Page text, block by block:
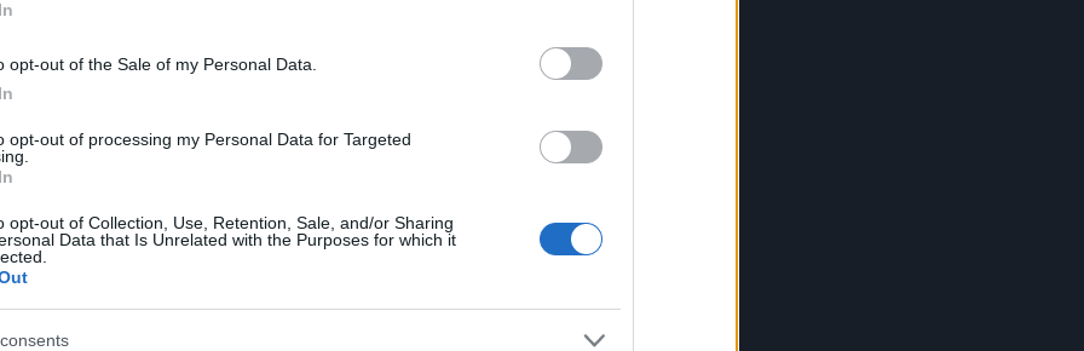
opt-out of the Sale of my Personal Data.
opt-out of processing my Personal Data for Targeted
opt-out of Collection, Use, Retention, Sale, and/or Sharing
Data that Is Unrelated with the Purposes for which it
Gronchi, una delle strade più pericolose di Pomezia.
è stato recentemente vandalizzato con una sostanza
è avvenuto presumibilmente durante la notte,
lungo un tratto di strada che collega Pomezia
più volte la pericolosità alle autorità.
nel corso degli anni, alcuni dei quali mortali. L’ultimo
la vita mentre era in viaggio per raccogliere uno
gli agenti della polizia municipale e il Comune di